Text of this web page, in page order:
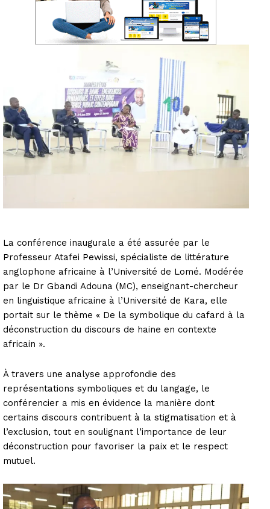
La conférence inaugurale a été assurée par le
Professeur Atafei Pewissi, spécialiste de littérature
anglophone africaine à l’Université de Lomé. Modérée
par le Dr Gbandi Adouna (MC), enseignant-chercheur
en linguistique africaine à l’Université de Kara, elle
portait sur le thème « De la symbolique du cafard à la
déconstruction du discours de haine en contexte
africain ».
À travers une analyse approfondie des
représentations symboliques et du langage, le
conférencier a mis en évidence la manière dont
certains discours contribuent à la stigmatisation et à
l’exclusion, tout en soulignant l’importance de leur
déconstruction pour favoriser la paix et le respect
mutuel.